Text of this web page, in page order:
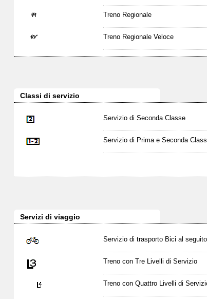
Treno Regionale
Treno Regionale Veloce
Classi di servizio
Servizio di Seconda Classe
Servizio di Prima e Seconda
Servizi di viaggio
Servizio di trasporto Bici al seguito
Treno con Tre Livelli di Servizio
Treno con Quattro Livelli di